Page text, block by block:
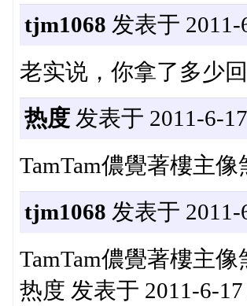
tjm1068 发表于 2011-
老实说，你拿了多少
热度发表于 2011-6-
TamTam儂覺著樓主
tjm1068 发表于 2011-
TamTam儂覺著樓主
热度 发表于 2011-6-